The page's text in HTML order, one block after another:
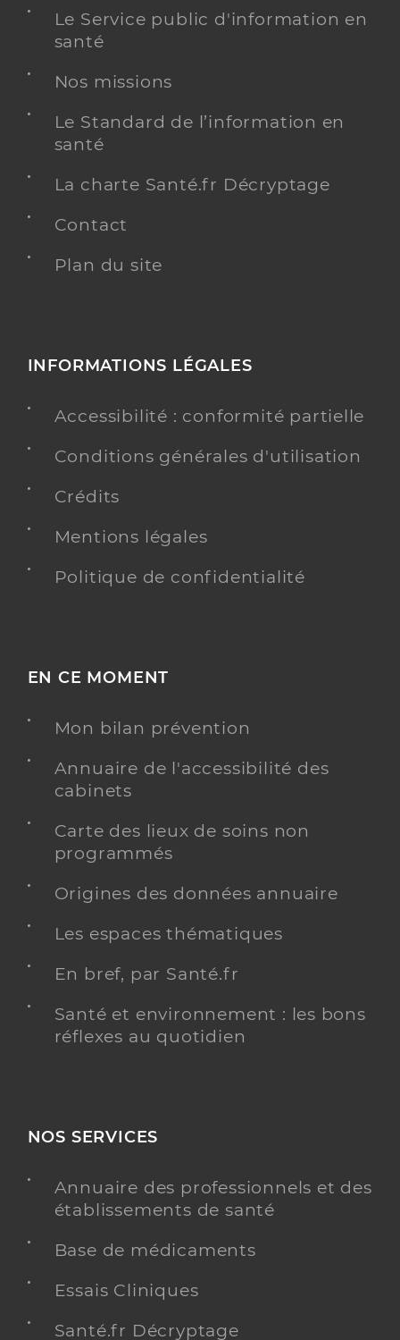
Le Service public d'information en
santé
Nos missions
Le Standard de l’information en
santé
La charte Santé.fr Décryptage
Contact
Plan du site
INFORMATIONS LÉGALES
Accessibilité : conformité partielle
Conditions générales d'utilisation
Crédits
Mentions légales
Politique de confidentialité
EN CE MOMENT
Mon bilan prévention
Annuaire de l'accessibilité des
cabinets
Carte des lieux de soins non
programmés
Origines des données annuaire
Les espaces thématiques
En bref, par Santé.fr
Santé et environnement : les bons
réflexes au quotidien
NOS SERVICES
Annuaire des professionnels et des
établissements de santé
Base de médicaments
Essais Cliniques
Santé.fr Décryptage